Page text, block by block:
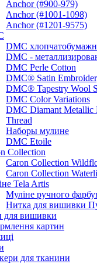
Anchor (#900-979)
Anchor (#1001-1098)
Anchor (#1201-9575)
DMC
DMC -
DMC Perle Cotton
DMC® Satin
DMC® Tapestry Wool
DMC Color Variations
DMC Diamant Metallic
Thread
Наборы мулине
DMC Etoile
Collection
Caron Collection
Caron Collection
Tela Artis
Муліне ручного
Нитка для вишивки
для вишивки
картин
для тканини